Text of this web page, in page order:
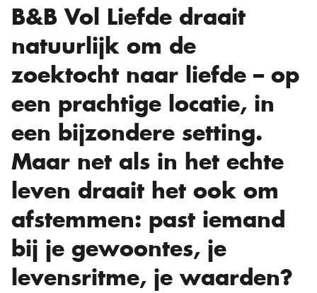
B&B Vol Liefde draait
natuurlijk om de
zoektocht naar liefde – op
een prachtige locatie, in
een bijzondere setting.
Maar net als in het echte
leven draait het ook om
afstemmen: past iemand
bij je gewoontes, je
levensritme, je waarden?